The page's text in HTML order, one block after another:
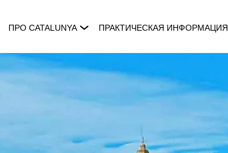
ПРО CATALUNYA ПРАКТИЧЕСКАЯ ИНФОРМАЦИЯ